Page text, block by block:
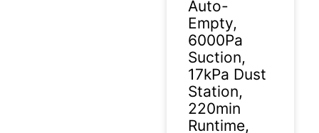
Auto-
Empty,
6000Pa
Suction,
17kPa Dust
Station,
220min
Runtime,